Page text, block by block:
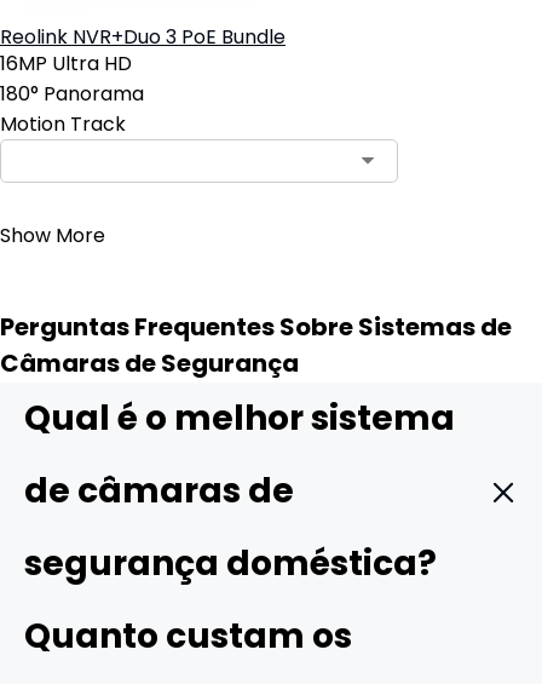
Reolink NVR+Duo 3 PoE Bundle
16MP Ultra HD
180° Panorama
Motion Track
Show More
Perguntas Frequentes Sobre Sistemas de
Câmaras de Segurança
Qual é o melhor sistema
de câmaras de
segurança doméstica?
domésticas geralmente disponibilizam funções
Quanto custam os